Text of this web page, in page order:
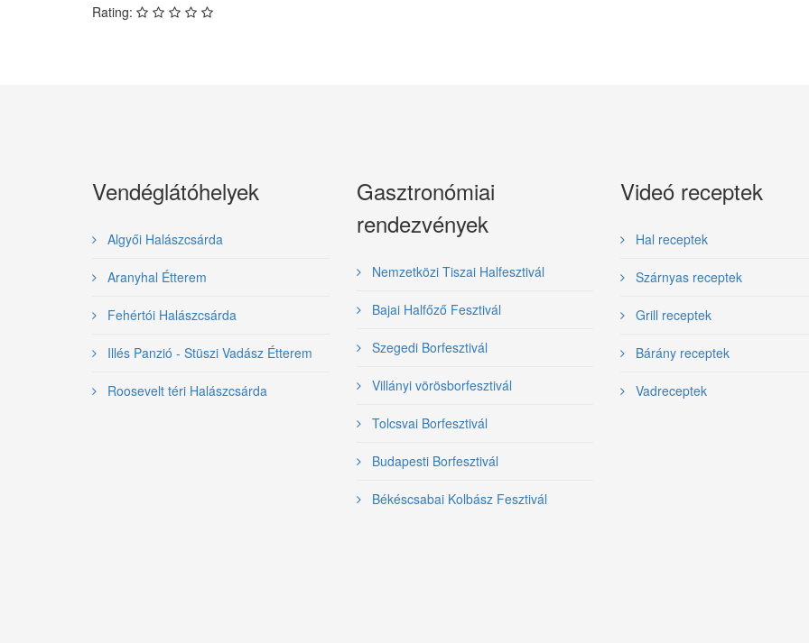
Rating:
Vendéglátóhelyek
Algyői Halászcsárda
Aranyhal Étterem
Fehértói Halászcsárda
Illés Panzió - Stüszi Vadász Étterem
Roosevelt téri Halászcsárda
Gasztronómiai
rendezvények
Nemzetközi Tiszai Halfesztivál
Bajai Halfőző Fesztivál
Szegedi Borfesztivál
Villányi vörösborfesztivál
Tolcsvai Borfesztivál
Budapesti Borfesztivál
Békéscsabai Kolbász Fesztivál
Videó receptek
Hal receptek
Szárnyas receptek
Grill receptek
Bárány receptek
Vadreceptek